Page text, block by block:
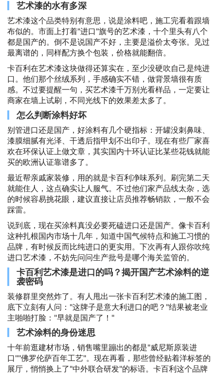
艺术漆的水有多深
艺术漆这个品类特别有意思，说是涂料吧，施工完看着跟墙
布似的。市面上打着"进口"旗号的艺术漆，十个里头有八个
都是国产的。倒不是说国产不好，主要是溢价太夸张。见过
最离谱的，同样配方换个包装，价格就能翻倍。
卡百利在艺术漆这块做得还算实在，至少没硬吹自己是纯进
口。他们那个丝绒系列，手感确实不错，做背景墙很有质
感。不过要提醒一句，买艺术漆千万别光看样品，一定要让
商家在墙上试刷，不同光线下的效果差太多了。
怎么判断涂料好坏
别管进口还是国产，好涂料有几个硬指标：开罐没刺鼻味、
漆膜细腻有光泽、干透后指甲划不出印子。现在有些厂家喜
欢在环保认证上做文章，其实国内十环认证比某些花钱就能
买的欧洲认证靠谱多了。
最近帮亲戚家装修，用的就是卡百利净味系列。刷完第二天
就能住人，这点确实让人服气。不过他们家产品线太杂，选
的时候容易挑花眼，建议直接让店员推荐畅销款，一般不会
踩雷。
说到底，现在买涂料真没必要死磕进口还是国产。像卡百利
这种扎根国内市场十几年，知道中国气候特点和施工习惯的
品牌，有时候反而比纯进口的更实用。下次再有人跟你吹纯
进口艺术漆，不妨先问问生产批号是哪个海关监管的。
卡百利艺术漆是进口的吗？揭开国产艺术涂料的逆
袭密码
装修群里突然炸了。有人甩出一张卡百利艺术漆的施工图，
底下立刻有人问："这牌子是意大利进口的吧？"结果被老业
主啪啪打脸："早就是国产了！"
艺术涂料的身份迷思
十年前逛建材市场，销售嘴里蹦出的都是"威尼斯原装进
口""佛罗伦萨百年工艺"。现在再看，那些曾经贴着洋标签的
展厅，悄悄换上了"中外联合研发"的标语。卡百利这个品牌